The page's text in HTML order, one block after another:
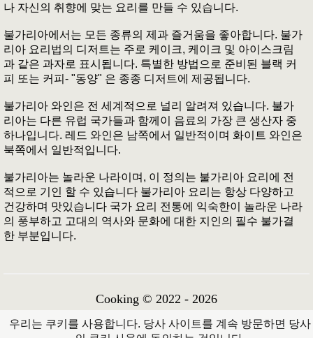
나 자신의 취향에 맞는 요리를 만들 수 있습니다.
불가리아에서는 모든 종류의 제과 즐거움을 좋아합니다. 불가
리아 요리법의 디저트는 주로 케이크, 케이크 및 아이스크림
과 같은 과자로 표시됩니다. 특별한 방법으로 준비된 블랙 커
피 또는 커피- "동양" 은 종종 디저트에 제공됩니다.
불가리아 와인은 전 세계적으로 널리 알려져 있습니다. 불가
리아는 다른 유럽 국가들과 함께이 음료의 가장 큰 생산자 중
하나입니다. 레드 와인은 남쪽에서 일반적이며 화이트 와인은
북쪽에서 일반적입니다.
불가리아는 놀라운 나라이며, 이 정의는 불가리아 요리에 전
적으로 기인 할 수 있습니다 불가리아 요리는 항상 다양하고
건강하며 맛있습니다 국가 요리 전통에 익숙한이 놀라운 나라
의 풍부하고 고대의 역사와 문화에 대한 지인의 필수 불가결
한 부분입니다.
Cooking © 2022 - 2026
우리는 쿠키를 사용합니다. 당사 사이트를 계속 방문하면 당사